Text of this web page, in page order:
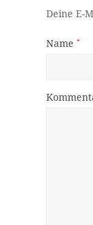
Deine E-
Name*